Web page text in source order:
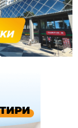
за всю історію
розпочати
"Оберегу" дані про
керманич,
закрили